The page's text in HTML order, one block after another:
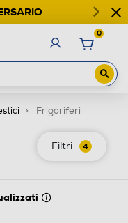
0
Frigoriferi
Filtri 4